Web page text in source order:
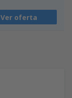
Ver oferta